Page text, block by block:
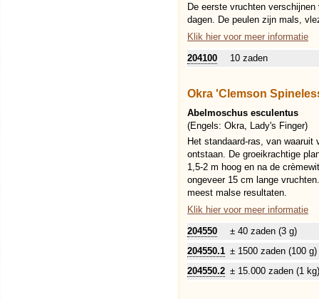
De eerste vruchten
dagen. De peulen zijn mals,
Klik hier voor meer informatie
204100
10 zaden
Okra 'Clemson
Abelmoschus esculentus
(Engels: Okra, Lady's Finger)
Het standaard-ras, van waaruit
ontstaan. De groeikrachtige
1,5-2 m hoog en na de
ongeveer 15 cm lange
meest malse resultaten.
Klik hier voor meer informatie
204550
± 40 zaden (3 g)
204550.1 ± 1500 zaden (100 g)
204550.2 ± 15.000 zaden (1 kg)